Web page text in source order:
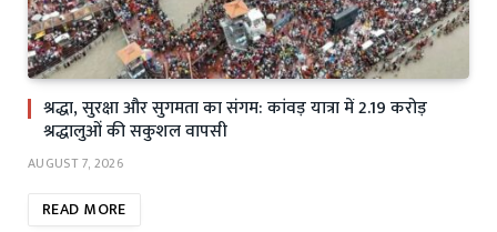
श्रद्धा, सुरक्षा और सुगमता का संगम: कांवड़ यात्रा में 2.19 करोड़
श्रद्धालुओं की सकुशल वापसी
AUGUST 7, 2026
READ MORE